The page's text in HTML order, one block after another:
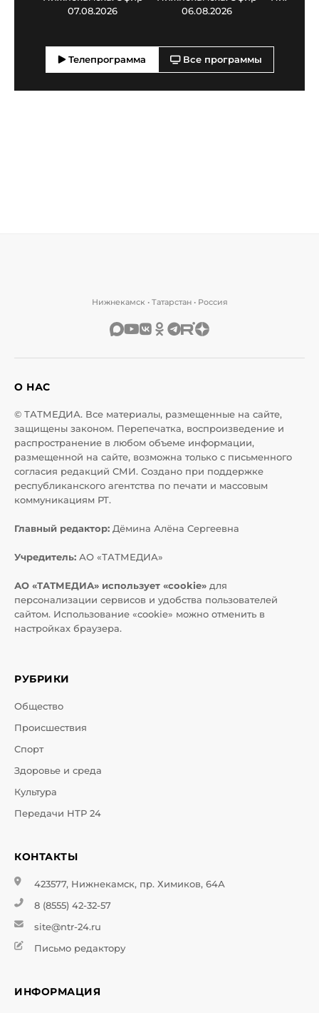
07.08.2026
06.08.2026
Телепрограмма Все программы
Нижнекамск • Татарстан • Россия
О НАС
© ТАТМЕДИА. Все материалы, размещенные на сайте,
защищены законом. Перепечатка, воспроизведение и
распространение в любом объеме информации,
размещенной на сайте, возможна только с письменного
согласия редакций СМИ. Создано при поддержке
республиканского агентства по печати и массовым
коммуникациям РТ.
Главный редактор: Дёмина Алёна Сергеевна
Учредитель: АО «ТАТМЕДИА»
АО «ТАТМЕДИА» использует «cookie» для
персонализации сервисов и удобства пользователей
сайтом. Использование «cookie» можно отменить в
настройках браузера.
РУБРИКИ
Общество
Происшествия
Спорт
Здоровье и среда
Культура
Передачи НТР 24
КОНТАКТЫ
423577, Нижнекамск, пр. Химиков, 64А
8 (8555) 42-32-57
site@ntr-24.ru
Письмо редактору
ИНФОРМАЦИЯ